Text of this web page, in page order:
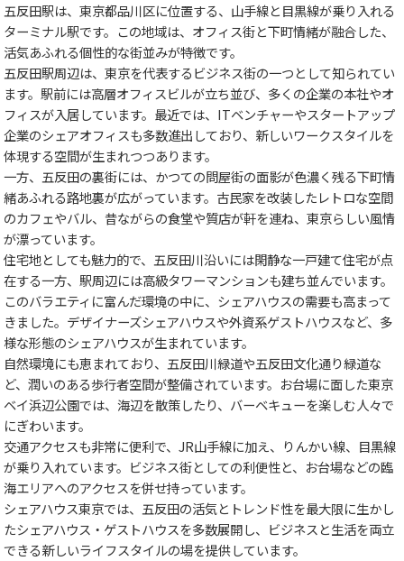
五反田駅は、東京都品川区に位置する、山手線と目黒線が乗り入れる
ターミナル駅です。この地域は、オフィス街と下町情緒が融合した、
活気あふれる個性的な街並みが特徴です。
五反田駅周辺は、東京を代表するビジネス街の一つとして知られてい
ます。駅前には高層オフィスビルが立ち並び、多くの企業の本社やオ
フィスが入居しています。最近では、ITベンチャーやスタートアップ
企業のシェアオフィスも多数進出しており、新しいワークスタイルを
体現する空間が生まれつつあります。
一方、五反田の裏街には、かつての問屋街の面影が色濃く残る下町情
緒あふれる路地裏が広がっています。古民家を改装したレトロな空間
のカフェやバル、昔ながらの食堂や質店が軒を連ね、東京らしい風情
が漂っています。
住宅地としても魅力的で、五反田川沿いには閑静な一戸建て住宅が点
在する一方、駅周辺には高級タワーマンションも建ち並んでいます。
このバラエティに富んだ環境の中に、シェアハウスの需要も高まって
きました。デザイナーズシェアハウスや外資系ゲストハウスなど、多
様な形態のシェアハウスが生まれています。
自然環境にも恵まれており、五反田川緑道や五反田文化通り緑道な
ど、潤いのある歩行者空間が整備されています。お台場に面した東京
ベイ浜辺公園では、海辺を散策したり、バーベキューを楽しむ人々で
にぎわいます。
交通アクセスも非常に便利で、JR山手線に加え、りんかい線、目黒線
が乗り入れています。ビジネス街としての利便性と、お台場などの臨
海エリアへのアクセスを併せ持っています。
シェアハウス東京では、五反田の活気とトレンド性を最大限に生かし
たシェアハウス・ゲストハウスを多数展開し、ビジネスと生活を両立
できる新しいライフスタイルの場を提供しています。